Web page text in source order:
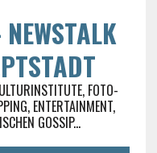
FOTO-
ENTERTAINMENT,
GOSSIP...